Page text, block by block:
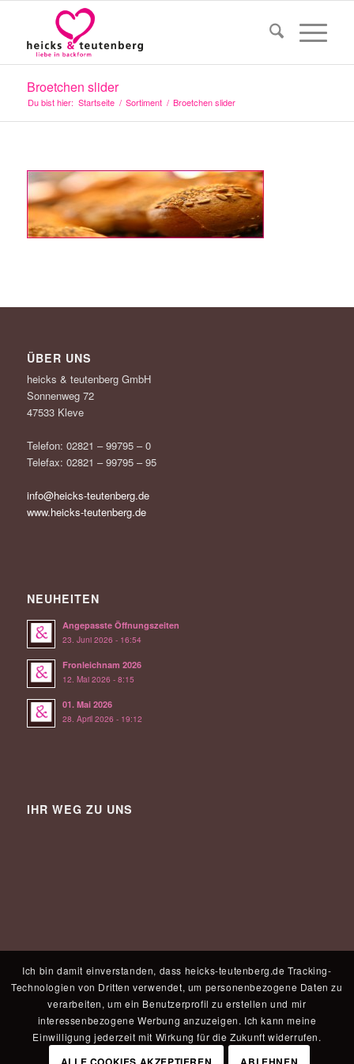
Broetchen slider
Du bist hier: Startseite / Sortiment / Broetchen slider
ÜBER UNS
heicks & teutenberg GmbH
Sonnenweg 72
47533 Kleve
Telefon: 02821 – 99795 – 0
Telefax: 02821 – 99795 – 95
info@heicks-teutenberg.de
www.heicks-teutenberg.de
NEUHEITEN
Angepasste Öffnungszeiten
23. Juni 2026 - 16:54
Fronleichnam 2026
12. Mai 2026 - 8:15
01. Mai 2026
28. April 2026 - 19:12
IHR WEG ZU UNS
Ich bin damit einverstanden, dass heicks-teutenberg.de Tracking-
Technologien von Dritten verwendet, um personenbezogene Daten zu
verarbeiten, um ein Benutzerprofil zu erstellen und mir
interessenbezogene Werbung anzuzeigen. Ich kann meine
Einwilligung jederzeit mit Wirkung für die Zukunft widerrufen.